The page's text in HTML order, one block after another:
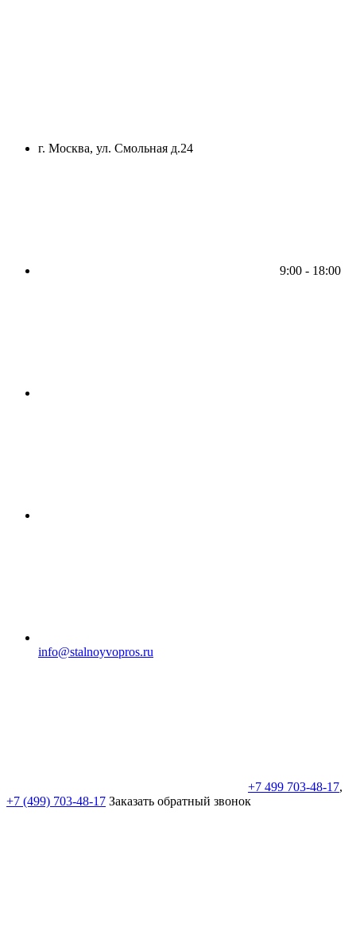
г. Москва, ул. Смольная д.24
9:00 - 18:00
info@stalnoyvopros.ru
+7 499 703-48-17,
+7 (499) 703-48-17 Заказать обратный звонок